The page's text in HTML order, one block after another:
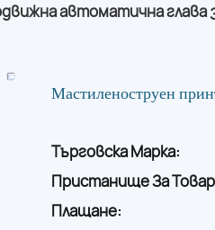
автоматична глава
Мастиленоструен
Търговска Марка:
Пристанище За
Плащане: